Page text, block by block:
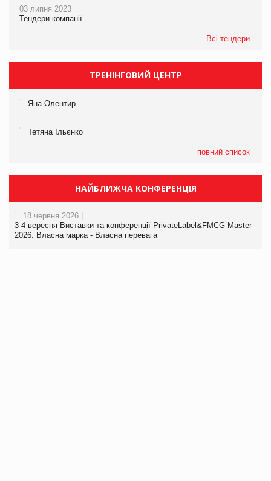
03 липня 2023
Тендери компанії
Всі тендери
ТРЕНІНГОВИЙ ЦЕНТР
Яна Олентир
Тетяна Ільєнко
повний список
НАЙБЛИЖЧА КОНФЕРЕНЦІЯ
18 червня 2026 |
3-4 вересня Виставки та конференції PrivateLabel&FMCG Master-
2026: Власна марка - Власна перевага